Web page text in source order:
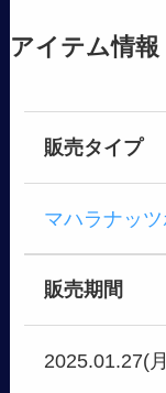
アイテム情報
販売タイプ
マハラナッ
販売期間
2025.01.27(